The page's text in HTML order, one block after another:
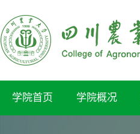
学院首页 学院概况